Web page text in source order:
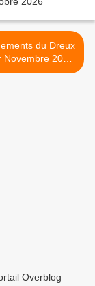
du Dreux
2023
>
Overblog